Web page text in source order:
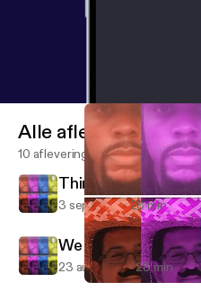
Alle afleveringen
10 afleveringen
Things to think
3 sep 2019 28 min
We back at it!
23 aug 2019 28 min